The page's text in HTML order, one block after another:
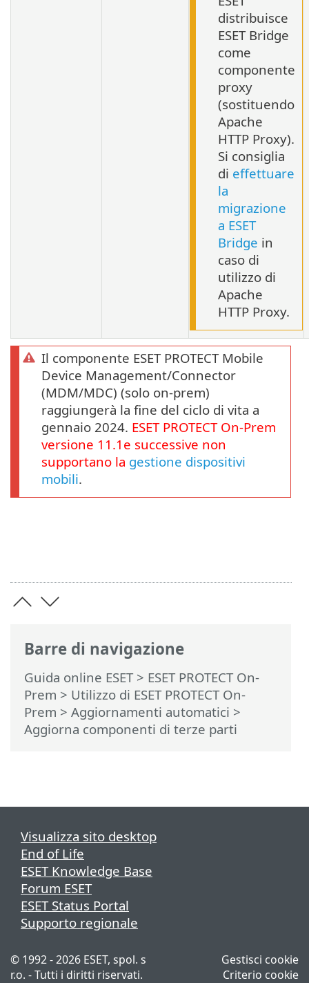
Barre di navigazione
Guida online ESET> ESET PROTECT On-
Prem > Utilizzo di ESET PROTECT On-
Prem > Aggiornamenti automatici >
Aggiorna componenti di terze parti
distribuisce
ESET Bridge
come
componente
proxy
(sostituendo
Apache
HTTP Proxy).
Si consiglia
di effettuare
la
migrazione
a ESET
Bridge in
caso di
utilizzo di
Apache
HTTP Proxy.
Il componente ESET PROTECT Mobile
Device Management/Connector
(MDM/MDC) (solo on-prem)
raggiungerà la fine del ciclo di vita a
gennaio 2024. ESET PROTECT On-Prem
versione 11.1 e successive non
supportano la gestione dispositivi
mobili.
Visualizza sito desktop
End of Life
ESET Knowledge Base
Forum ESET
ESET Status Portal
Supporto regionale
© 1992 - 2026 ESET, spol. s
r.o. - Tutti i diritti riservati.
Gestisci cookie
Criterio cookie